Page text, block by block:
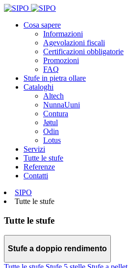
Cosa sapere
Informazioni
Agevolazioni fiscali
Certificazioni obbligatorie
Promozioni
FAQ
Stufe in pietra ollare
Cataloghi
Altech
NunnaUuni
Contura
Jøtul
Odin
Lotus
Servizi
Tutte le stufe
Referenze
Contatti
SIPO
Tutte le stufe
Tutte le stufe
Stufe a doppio rendimento